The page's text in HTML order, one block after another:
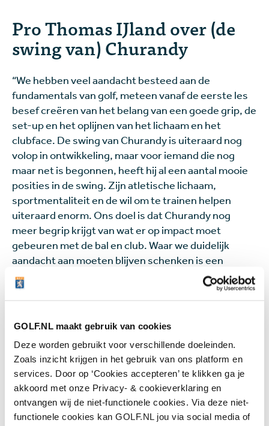
GOLF.NL maakt gebruik van cookies
Deze worden gebruikt voor verschillende doeleinden.
Zoals inzicht krijgen in het gebruik van ons platform en
services. Door op ‘Cookies accepteren’ te klikken ga je
akkoord met onze Privacy- & cookieverklaring en
ontvangen wij de niet-functionele cookies. Via deze niet-
functionele cookies kan GOLF.NL jou via social media of
Pro Thomas IJland over (de
swing van) Churandy
“We hebben veel aandacht besteed aan de
fundamentals van golf, meteen vanaf de eerste les
besef creëren van het belang van een goede grip, de
set-up en het oplijnen van het lichaam en het
clubface. De swing van Churandy is uiteraard nog
volop in ontwikkeling, maar voor iemand die nog
maar net is begonnen, heeft hij al een aantal mooie
posities in de swing. Zijn atletische lichaam,
sportmentaliteit en de wil om te trainen helpen
uiteraard enorm. Ons doel is dat Churandy nog
meer begrip krijgt van wat er op impact moet
gebeuren met de bal en club. Waar we duidelijk
aandacht aan moeten blijven schenken is een
betere lichaamsrotatie en beter gebruikmaken van
de grond.
Naast het werken aan de full swing zijn we veel bezig
op en rond de green en binnen de honderd meter,
om beter te kunnen scoren. Het liefst gaan we
natuurlijk de baan in om te leren hoe je de holes slim
kunt spelen en om verschillende situaties te
trainen. Controle over de mate van afwijkingen naar
links en rechts is het belangrijkste om de baan te